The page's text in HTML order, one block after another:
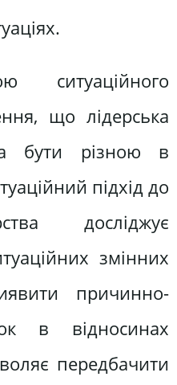
ситуаційного
що лідерська
бути різною в
підхід до
досліджує
змінних
причинно-
в відносинах
передбачити